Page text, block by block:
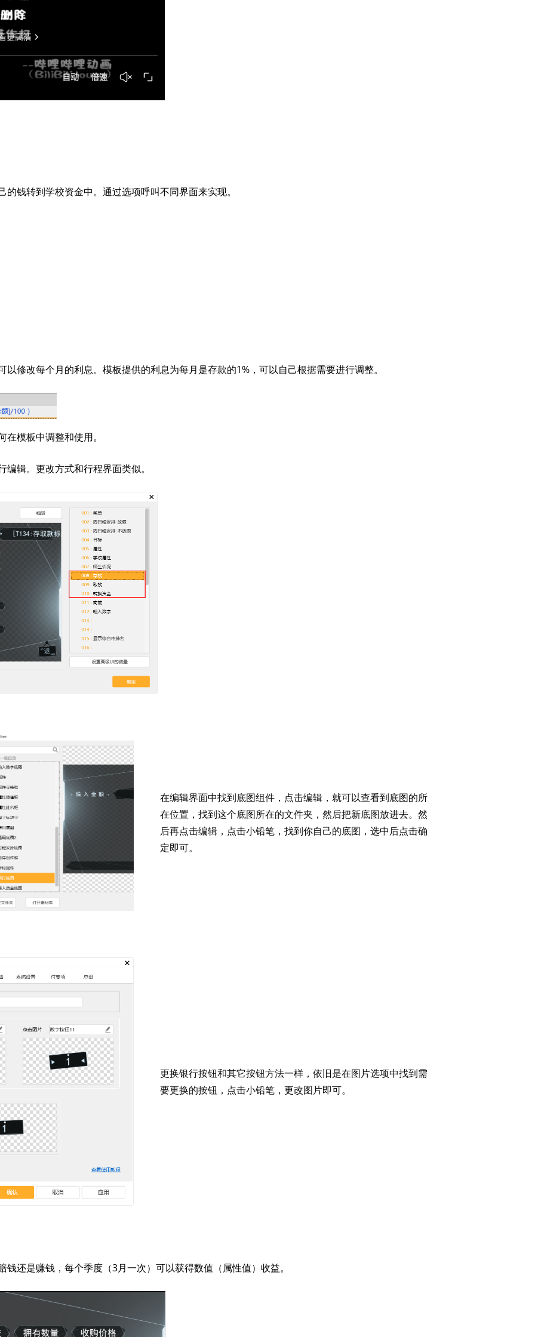
钱转到学校资金中。通过选项呼叫不同界面来实现。
修改每个月的利息。模板提供的利息为每月是存款的1%，可以自己根据需要进行调整。
模板中调整和使用。
辑。更改方式和行程界面类似。
在编辑界面中找到底图组件，点击编辑，就可以查看到底图的所
在位置，找到这个底图所在的文件夹，然后把新底图放进去。然
后再点击编辑，点击小铅笔，找到你自己的底图，选中后点击确
定即可。
更换银行按钮和其它按钮方法一样，依旧是在图片选项中找到需
要更换的按钮，点击小铅笔，更改图片即可。
还是赚钱，每个季度（3月一次）可以获得数值（属性值）收益。